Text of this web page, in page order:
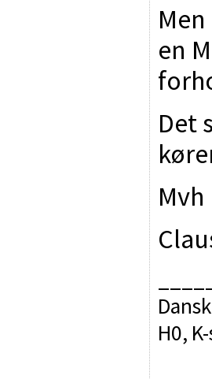
en
Det
Mvh
H0,